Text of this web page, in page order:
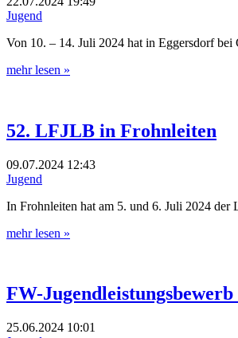
Jugend
Von 10. – 14. Juli 2024 hat in Eggersdorf bei
mehr lesen »
52. LFJLB in Frohnleiten
09.07.2024 12:43
Jugend
In Frohnleiten hat am 5. und 6. Juli 2024 der
mehr lesen »
FW-
25.06.2024 10:01